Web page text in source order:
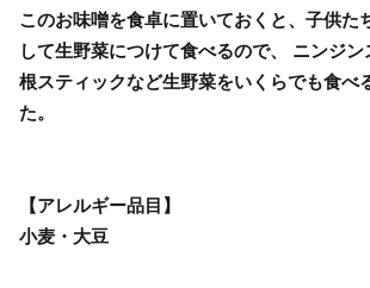
このお味噌を食卓に置いておくと、子供た
して生野菜につけて食べるので、 ニンジ
根スティックなど生野菜をいくらでも食べ
た。
【アレルギー品目】
小麦・大豆